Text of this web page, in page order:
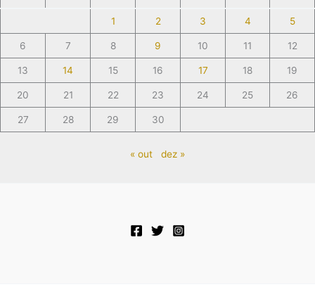
1 2 3 4 5
6 7 8 9 10 11 12
13 14 15 16 17 18 19
20 21 22 23 24 25 26
27 28 29 30
« out dez »